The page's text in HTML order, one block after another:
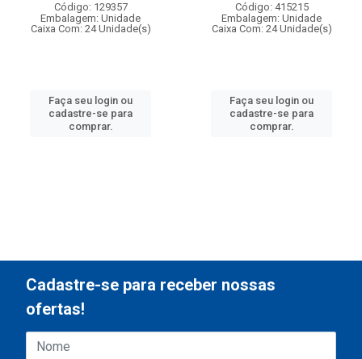
Código: 129357
Embalagem: Unidade
Caixa Com: 24 Unidade(s)
Faça seu login ou
cadastre-se para
comprar.
Código: 415215
Embalagem: Unidade
Caixa Com: 24 Unidade(s)
Faça seu login ou
cadastre-se para
comprar.
Cadastre-se para receber nossas
ofertas!